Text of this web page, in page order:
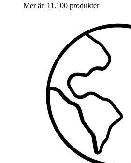
Mer än 11.100 produkter